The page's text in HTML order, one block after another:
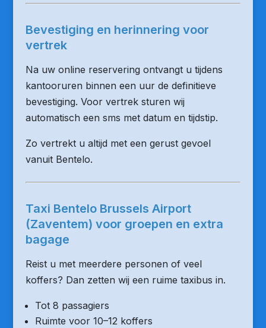
Bevestiging en herinnering voor
vertrek
Na uw online reservering ontvangt u tijdens
kantooruren binnen een uur de definitieve
bevestiging. Voor vertrek sturen wij
automatisch een sms met datum en tijdstip.
Zo vertrekt u altijd met een gerust gevoel
vanuit Bentelo.
Taxi Bentelo Brussels Airport
(Zaventem) voor groepen en extra
bagage
Reist u met meerdere personen of veel
koffers? Dan zetten wij een ruime taxibus in.
Tot 8 passagiers
Ruimte voor 10–12 koffers